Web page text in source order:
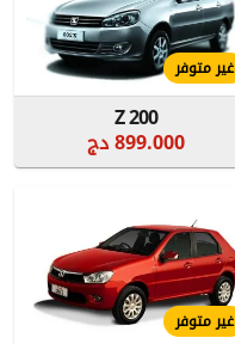
غير متوفر
Z 200
899.000 دج
غير متوفر